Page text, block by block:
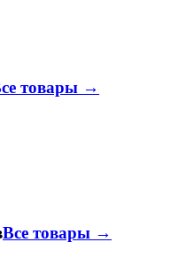
товары →
Все товары →